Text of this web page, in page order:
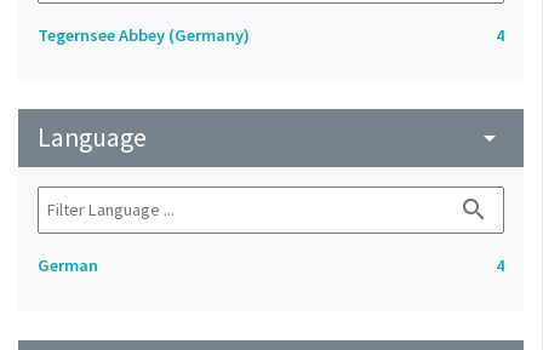
Tegernsee Abbey (Germany) 4
Language arrow_drop_down
search
German 4